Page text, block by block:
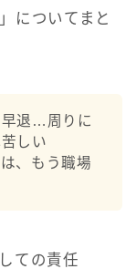
についてまと
退…周りに
しい
、もう職場
ての責任